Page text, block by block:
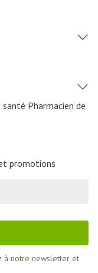
Pharmacien de
promotions
à notre newsletter et